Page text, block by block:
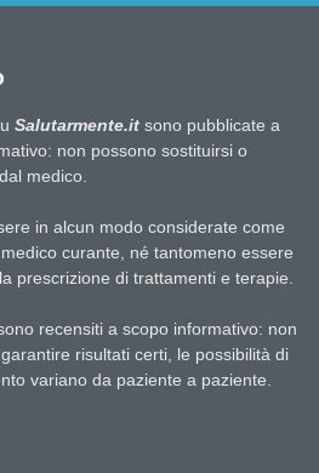
Salutarmente.it sono pubblicate a
non possono sostituirsi o
medico.
in alcun modo considerate come
curante, né tantomeno essere
prescrizione di trattamenti e terapie.
recensiti a scopo informativo: non
risultati certi, le possibilità di
variano da paziente a paziente.